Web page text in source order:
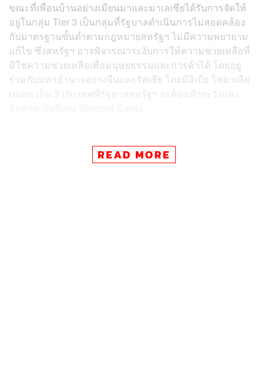
ขณะที่เพื่อนบ้านอย่างเมียนมาและมาเลเซียได้รับการจัดให้
อยู่ในกลุ่ม Tier 3 เป็นกลุ่มที่รัฐบาลดำเนินการไม่สอดคล้อง
กับมาตรฐานขั้นต่ำตามกฎหมายสหรัฐฯ ไม่มีความพยายาม
แก้ไข ซึ่งสหรัฐฯ อาจพิจารณาระงับการให้ความช่วยเหลือที่
มิใช่ความช่วยเหลือเพื่อมนุษยธรรมและการค้าได้ โดยอยู่
ร่วมกับมหาอำนาจอย่างจีนและรัสเซีย โดยมีลิเบีย โซมาเลีย
เยเมน เป็น 3 ประเทศที่รัฐบาลสหรัฐฯ จะต้องเฝ้าระวังและ
รู้สึกผิดหวังที่การจัดระดับไม่ได้สะท้อนอย่างเป็นธรรมถึง
ความพยายามและพัฒนาการความคืบหน้าที่เป็นรูปธรรม
READ MORE